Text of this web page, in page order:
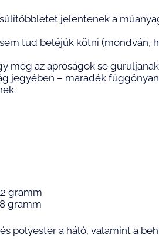
jelentenek a
tud beléjük kötni (mondván,
még az apróságok se
jegyében – maradék
gramm
gramm
polyester a háló, valamint a